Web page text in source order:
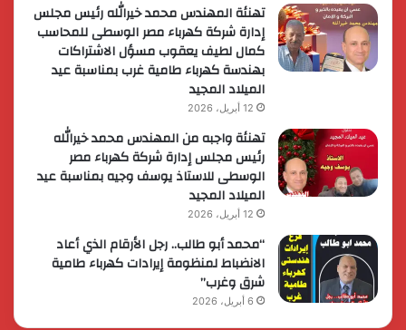
تهنئة المهندس محمد خيرالله رئيس مجلس
إدارة شركة كهرباء مصر الوسطى للمحاسب
كمال لطيف يعقوب مسؤل الاشتراكات
بهندسة كهرباء طامية غرب بمناسبة عيد
الميلاد المجيد
12 أبريل، 2026
تهنئة واجبه من المهندس محمد خيرالله
رئيس مجلس إدارة شركة كهرباء مصر
الوسطى للاستاذ يوسف وجيه بمناسبة عيد
الميلاد المجيد
12 أبريل، 2026
“محمد أبو طالب.. رجل الأرقام الذي أعاد
الانضباط لمنظومة إيرادات كهرباء طامية
شرق وغرب”
6 أبريل، 2026